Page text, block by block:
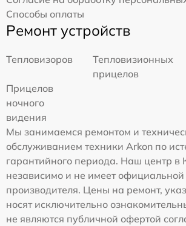
Способы оплаты
Ремонт устройств
Тепловизоров
Тепловизионных
прицелов
Прицелов
ночного
видения
Мы занимаемся ремонтом и
обслуживанием техники Arkon по
гарантийного периода. Наш центр в
независимо и не имеет официальной
производителя. Цены на ремонт,
носят исключительно
не являются публичной офертой